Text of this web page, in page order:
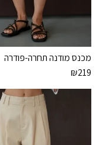
מכנס מודנה תחרה-פודרה
₪219